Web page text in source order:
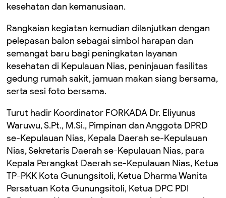
kesehatan dan kemanusiaan.
Rangkaian kegiatan kemudian dilanjutkan dengan
pelepasan balon sebagai simbol harapan dan
semangat baru bagi peningkatan layanan
kesehatan di Kepulauan Nias, peninjauan fasilitas
gedung rumah sakit, jamuan makan siang bersama,
serta sesi foto bersama.
Turut hadir Koordinator FORKADA Dr. Eliyunus
Waruwu, S.Pt., M.Si., Pimpinan dan Anggota DPRD
se-Kepulauan Nias, Kepala Daerah se-Kepulauan
Nias, Sekretaris Daerah se-Kepulauan Nias, para
Kepala Perangkat Daerah se-Kepulauan Nias, Ketua
TP-PKK Kota Gunungsitoli, Ketua Dharma Wanita
Persatuan Kota Gunungsitoli, Ketua DPC PDI